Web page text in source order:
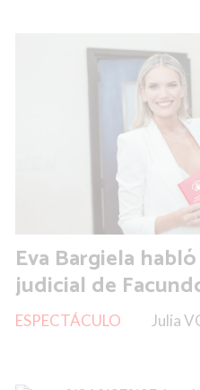
Eva Bargiela
judicial de
Julia
ESPECTÁCULO